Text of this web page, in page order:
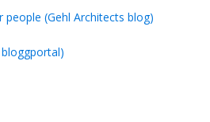
people (Gehl Architects blog)